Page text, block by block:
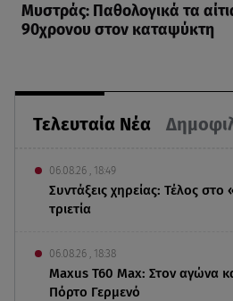
Τελευταία Νέα
06.08.26 , 18:49
Συντάξεις χηρείας: Τέλος στο
τριετία
06.08.26 , 18:38
Maxus T60 Max: Στον αγώνα
Πόρτο Γερμενό
Μυστράς: Παθολογικά τα
90χρονου στον καταψύκτη